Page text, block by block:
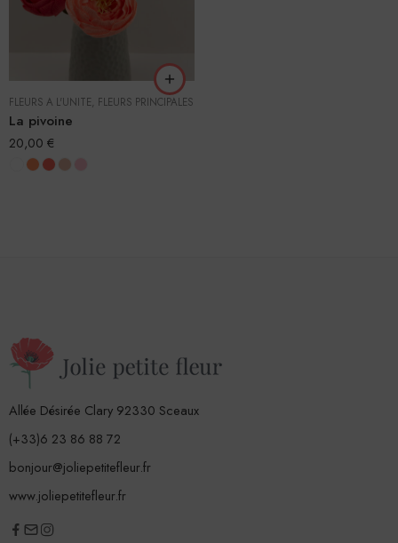
FLEURS À L'UNITÉ FLEURS PRINCIPALES
La pivoine
20,00 €
Allée Désirée Clary 92330 Sceaux
(+33)6 23 86 88 72
bonjour@joliepetitefleur.fr
www.joliepetitefleur.fr